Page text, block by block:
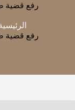
رفع قضية
رفع قضية